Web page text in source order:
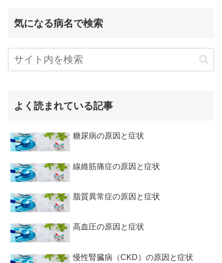
気になる病名で検索
よく読まれている記事
糖尿病の原因と症状
線維筋痛症の原因と症状
脂質異常症の原因と症状
高血圧の原因と症状
慢性腎臓病（CKD）の原因と症状